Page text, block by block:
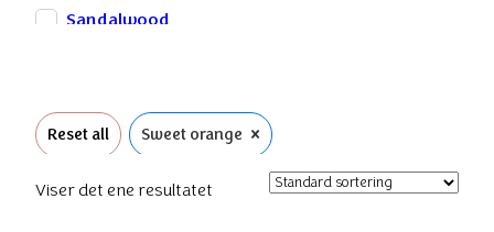
Sandalwood
Reset all Sweet orange ×
Viser det ene resultatet